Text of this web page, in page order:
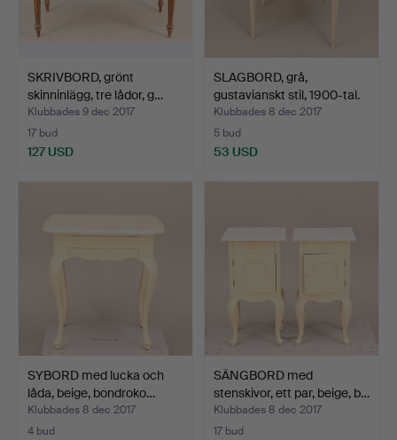
SKRIVBORD, grönt
skinninlägg, tre lådor, g…
Klubbades 9 dec 2017
17 bud
127 USD
SLAGBORD, grå,
gustavianskt stil, 1900-tal.
Klubbades 8 dec 2017
5 bud
53 USD
SYBORD med lucka och
låda, beige, bondroko…
Klubbades 8 dec 2017
4 bud
SÄNGBORD med
stenskivor, ett par, beige, b…
Klubbades 8 dec 2017
17 bud